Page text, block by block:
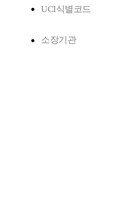
UCI식별코드
소장기관